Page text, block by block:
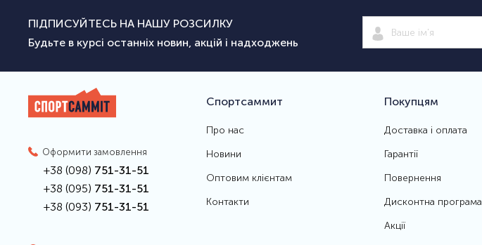
ПІДПИСУЙТЕСЬ НА НАШУ РОЗСИЛКУ
Будьте в курсі останніх новин, акцій і надходжень
Оформити замовлення
+38 (098) 751-31-51
+38 (095) 751-31-51
+38 (093) 751-31-51
Спортсаммит
Про нас
Новини
Оптовим клієнтам
Контакти
Покупцям
Доставка і оплата
Гарантії
Повернення
Дисконтна програма
Акції